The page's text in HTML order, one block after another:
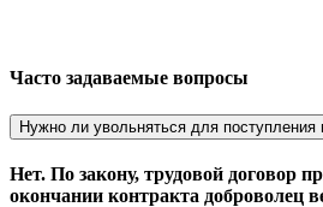
Часто задаваемые вопросы
Нужно ли увольняться для
Нет. По закону, трудовой договор
окончании контракта доброволец